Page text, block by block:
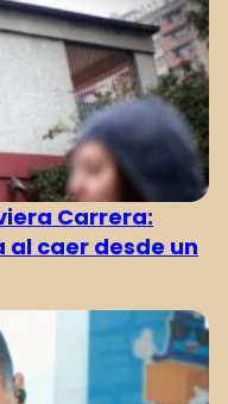
Carrera:
caer desde un